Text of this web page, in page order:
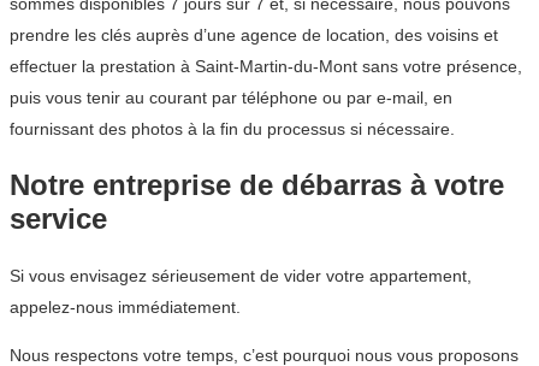
prendre les clés auprès d’une agence de location, des voisins et
effectuer la prestation à Saint-Martin-du-Mont sans votre présence,
puis vous tenir au courant par téléphone ou par e-mail, en
fournissant des photos à la fin du processus si nécessaire.
Notre entreprise de débarras à votre
service
Si vous envisagez sérieusement de vider votre appartement,
appelez-nous immédiatement.
Nous respectons votre temps, c’est pourquoi nous vous proposons